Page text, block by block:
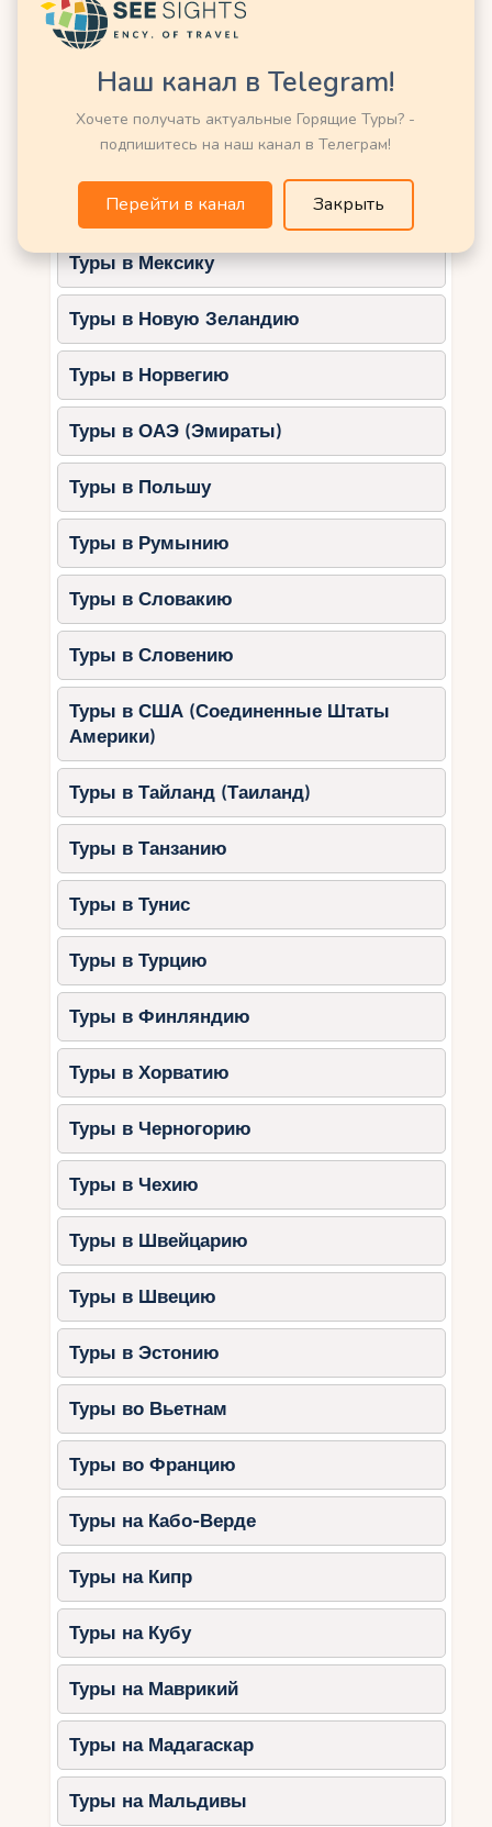
привлекает любителей активного отдыха.
Что посмотреть:
Узкие каньоны и пещеры.
Лёгкие маршруты для семейных
прогулок.
Выставки о геологии и природе
региона.
Чем заняться с детьми:
Изучать пещеры.
Пикники в зонах отдыха.
5. Остров Млет
Национальный парк Млет — это рай для тех,
кто ищет спокойствия и единения с природой.
Что посмотреть:
Солёные озёра Велики и Мали.
Монастырь на острове Святой
Марии.
Пешеходные и велосипедные
маршруты.
Чем заняться с детьми:
Кататься на лодке.
Купаться в озёрах.
Организовывать пикники.
Полезные советы для
родителей
Планируйте заранее.
маршруты и выберите подходящие
для возраста детей.
Одевайтесь удобно.Возьмите
удобную обувь, головные уборы и
солнцезащитные средства.
Берите с собой всё необходимое.
Вода, лёгкие перекусы, аптечка и
дождевики пригодятся.
Учитывайте погоду.Летом
посещайте парки утром или вечером,
чтобы избежать жары.
Делайте остановки.
отдыхать и наслаждаться
окружающей природой.
Где остановиться рядом с
природными
достопримечательностями?
Плитвицкие озёра:
Hotel Jezero — семейные номера и
ресторан.
Ethno Houses Plitvica Selo —
уютные домики и игровая
площадка.
Guest House Ankora — просторные
номера и аренда велосипедов.
Villa Roza — бассейн и зона отдыха.
Бриони:
Brijuni Hotel — комфортное
размещение на острове.
Туры в Кению
Туры в Китай
Туры в Латвию
Туры в Марокко
Туры в Мексику
Туры в Новую Зеландию
Туры в Норвегию
Туры в ОАЭ (Эмираты)
Туры в Польшу
Туры в Румынию
Туры в Словакию
Туры в Словению
Туры в США (Соединенные Штаты
Америки)
Туры в Тайланд (Таиланд)
Туры в Танзанию
Туры в Тунис
Туры в Турцию
Туры в Финляндию
Туры в Хорватию
Туры в Черногорию
Туры в Чехию
Туры в Швейцарию
Туры в Швецию
Туры в Эстонию
Туры во Вьетнам
Туры во Францию
Туры на Кабо-Верде
Туры на Кипр
Туры на Кубу
Туры на Маврикий
Туры на Мадагаскар
Туры на Мальдивы
Наш канал в Telegram!
Хочете получать актуальные Горящие Туры? -
подпишитесь на наш канал в Телеграм!
Перейти в канал Закрыть